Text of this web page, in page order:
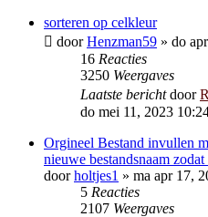
sorteren op celkleur
doorHenzman59 » do
16 Reacties
3250 Weergaves
Laatste berichtdoor
do mei 11, 2023
Orgineel Bestand invullen
nieuwe bestandsnaam
doorholtjes1 » ma apr 17,
5 Reacties
2107 Weergaves